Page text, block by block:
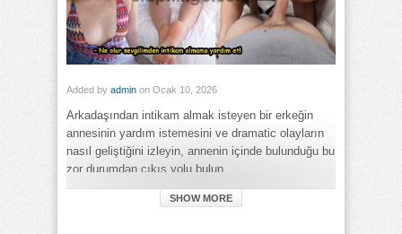
Added by admin on Ocak 10, 2026
Arkadaşından intikam almak isteyen bir erkeğin
annesinin yardım istemesini ve dramatic olayların
nasıl geliştiğini izleyin, annenin içinde bulunduğu bu
zor durumdan çıkış yolu bulun.
SHOW MORE